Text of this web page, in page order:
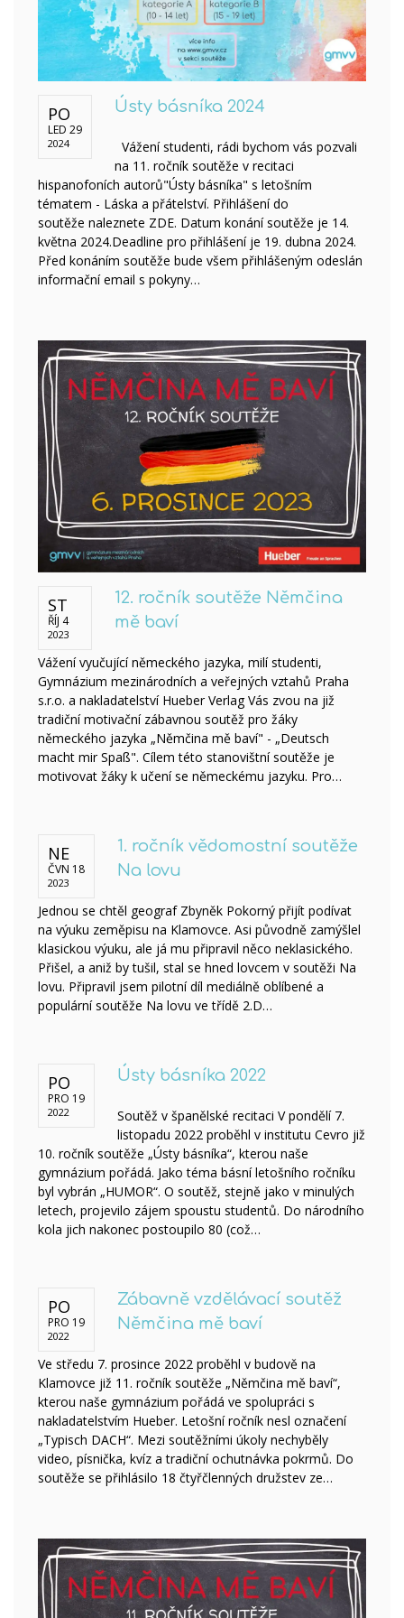
PO
LED 29
2024
Ústy básníka 2024
Vážení studenti, rádi bychom vás pozvali
na 11. ročník soutěže v recitaci
hispanofoních autorů"Ústy básníka" s letošním
tématem - Láska a přátelství. Přihlášení do
soutěže naleznete ZDE. Datum konání soutěže je 14.
května 2024.Deadline pro přihlášení je 19. dubna 2024.
Před konáním soutěže bude všem přihlášeným odeslán
informační email s pokyny…
ST
ŘÍJ 4
2023
12. ročník soutěže Němčina
mě baví
Vážení vyučující německého jazyka, milí studenti,
Gymnázium mezinárodních a veřejných vztahů Praha
s.r.o. a nakladatelství Hueber Verlag Vás zvou na již
tradiční motivační zábavnou soutěž pro žáky
německého jazyka „Němčina mě baví" - „Deutsch
macht mir Spaß". Cílem této stanovištní soutěže je
motivovat žáky k učení se německému jazyku. Pro…
NE
ČVN 18
2023
1. ročník vědomostní soutěže
Na lovu
Jednou se chtěl geograf Zbyněk Pokorný přijít podívat
na výuku zeměpisu na Klamovce. Asi původně zamýšlel
klasickou výuku, ale já mu připravil něco neklasického.
Přišel, a aniž by tušil, stal se hned lovcem v soutěži Na
lovu. Připravil jsem pilotní díl mediálně oblíbené a
populární soutěže Na lovu ve třídě 2.D…
PO
PRO 19
2022
Ústy básníka 2022
Soutěž v španělské recitaci V pondělí 7.
listopadu 2022 proběhl v institutu Cevro již
10. ročník soutěže „Ústy básníka“, kterou naše
gymnázium pořádá. Jako téma básní letošního ročníku
byl vybrán „HUMOR“. O soutěž, stejně jako v minulých
letech, projevilo zájem spoustu studentů. Do národního
kola jich nakonec postoupilo 80 (což…
PO
PRO 19
2022
Zábavně vzdělávací soutěž
Němčina mě baví
Ve středu 7. prosince 2022 proběhl v budově na
Klamovce již 11. ročník soutěže „Němčina mě baví“,
kterou naše gymnázium pořádá ve spolupráci s
nakladatelstvím Hueber. Letošní ročník nesl označení
„Typisch DACH“. Mezi soutěžními úkoly nechyběly
video, písnička, kvíz a tradiční ochutnávka pokrmů. Do
soutěže se přihlásilo 18 čtyřčlenných družstev ze…